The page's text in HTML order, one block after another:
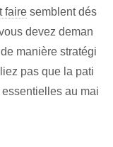
faire semblent dés
devez deman
manière stratégi
pas que la pati
au mai